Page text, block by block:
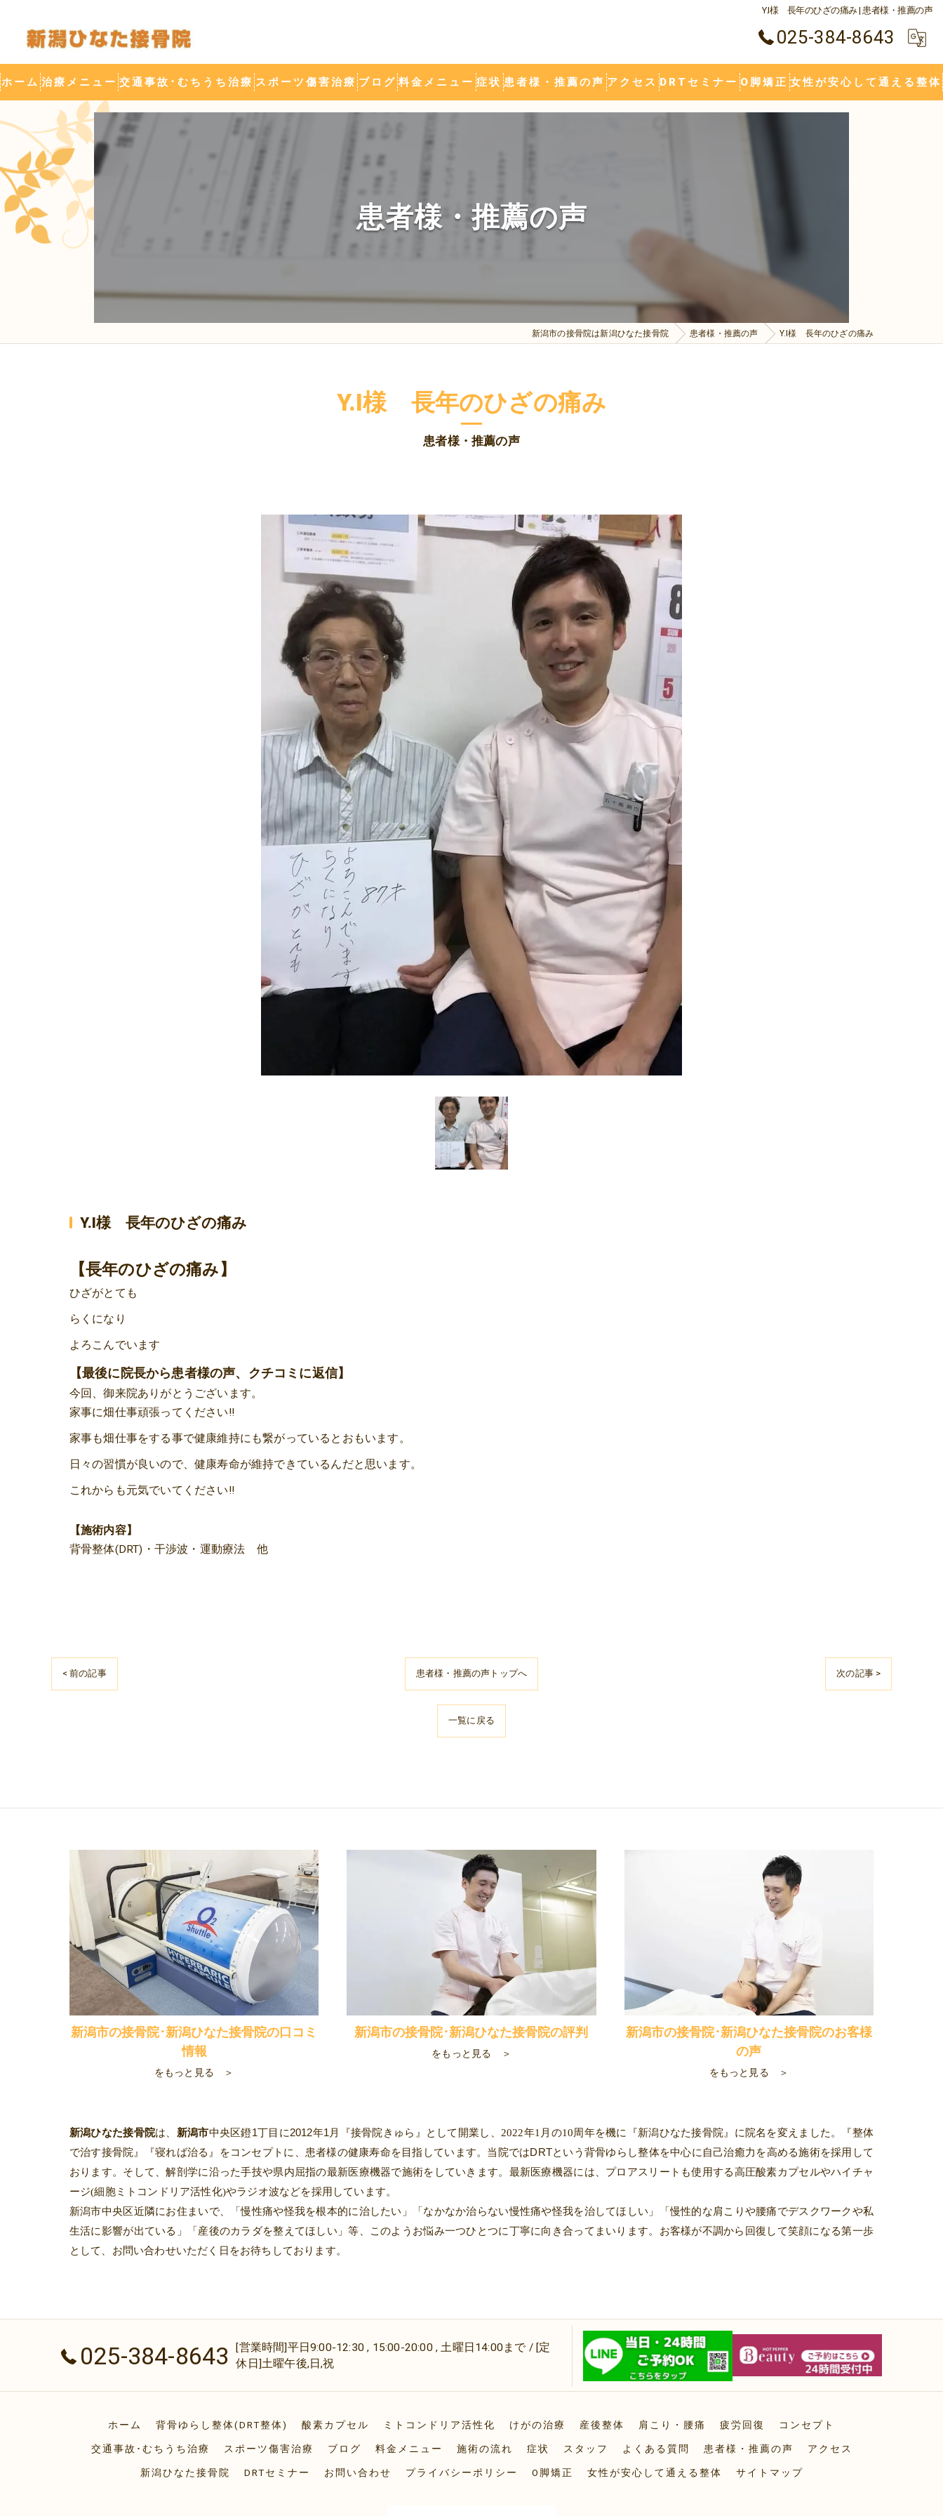
Y.I様 長年のひざの痛み | 患者様・推薦の声
025-384-8643
ホーム 治療メニュー
背骨ゆらし整体(DRT整体) 酸素カプセル ミトコンドリア活性化
けがの治療
疲労回復
交通事故･むちうち治療 スポーツ傷害治療 ブログ 料金メニュー
施術の流れ
症状
頭痛 肩こり 腰痛
シンスプリント
患者様・推薦の声 アクセス
新潟ひなた接骨院
DRTセミナー O脚矯正 女性が安心して通える整体
患者様・推薦の声
新潟市の接骨院は新潟ひなた接骨院 患者様・推薦の声 Y.I様 長年のひざの痛み
患者様・推薦の声
Y.I様 長年のひざの痛み
Y.I様 長年のひざの痛み
【長年のひざの痛み】
ひざがとても
らくになり
よろこんでいます
【最後に院長から患者様の声、クチコミに返信】
今回、御来院ありがとうございます。
家事に畑仕事頑張ってください!!
家事も畑仕事をする事で健康維持にも繋がっているとおもいます。
日々の習慣が良いので、健康寿命が維持できているんだと思います。
これからも元気でいてください!!
【施術内容】
背骨整体(DRT)・干渉波・運動療法 他
< 前の記事 患者様・推薦の声トップへ 次の記事 >
一覧に戻る
新潟市の接骨院･新潟ひなた接骨院の口コミ
情報
をもっと見る ＞
新潟市の接骨院･新潟ひなた接骨院の評判
をもっと見る ＞
新潟市の接骨院･新潟ひなた接骨院のお客様
の声
をもっと見る ＞
新潟ひなた接骨院は、 新潟市中央区鐙1丁目に2012年1 月『接骨院きゅら』として開業し、2022年1月の10周年を機に『新潟ひなた接骨院』に院名を変えました。『整体
で治す接骨院』『寝れば治る』をコンセプトに、患者様の健康寿命を目指しています。当院ではDRTという背骨ゆらし整体を中心に自己治癒力を高める施術を採用して
おります。 そして、解剖学に沿った手技や県内屈指の最新医療機器で施術をしていきます。最新医療機器には、プロアスリートも使用する高圧酸素カプセルやハイチャ
ージ(細胞ミトコンドリア活性化)やラジオ波などを採用しています。
新潟市中央区近隣にお住まいで、「慢性痛や怪我を根本的に治したい」「なかなか治らない慢性痛や怪我を治してほしい」「慢性的な肩こりや腰痛でデスクワークや私
生活に影響が出ている」「産後のカラダを整えてほしい」等、このようお悩み一つひとつに丁寧に向き合ってまいります。お客様が不調から回復して笑顔になる第一歩
として、お問い合わせいただく日をお待ちしております。
025-384-8643
[営業時間]平日9:00-12:30 , 15:00-20:00 , 土曜日14:00まで / [定
休日]土曜午後,日,祝
ホーム 背骨ゆらし整体(DRT整体) 酸素カプセル ミトコンドリア活性化 けがの治療 産後整体 肩こり・腰痛 疲労回復 コンセプト
交通事故･むちうち治療 スポーツ傷害治療 ブログ 料金メニュー 施術の流れ 症状 スタッフ よくある質問 患者様・推薦の声 アクセス
新潟ひなた接骨院 DRTセミナー お問い合わせ プライバシーポリシー O脚矯正 女性が安心して通える整体 サイトマップ